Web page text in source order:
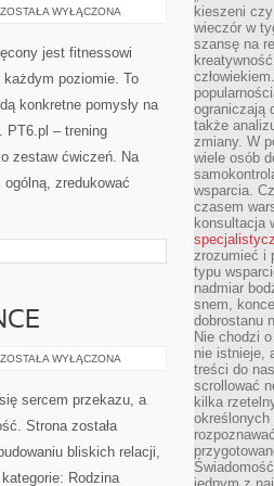
FITNESS
REGENERACJA
INTERWAŁY
ZOSTAŁA WYŁĄCZONA
jest fitnessowi
poziomie. To
konkretne pomysły na
PT6.pl – trening
zestaw ćwiczeń. Na
zredukować
SEKSUOLOGIA
LIFE
BALANCE
ZOSTAŁA WYŁĄCZONA
sercem przekazu, a
Strona została
bliskich relacji,
Rodzina
kieszeni
wieczór w
szansę na
ograniczają
także
zmiany. W
wiele osób
wsparcia.
czasem
konsultacja
zrozumieć i
typu
nadmiar
snem,
dobrostanu
Nie chodzi
nie istnieje,
treści do
scrollować
kilka